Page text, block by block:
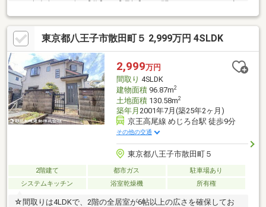
様に【安心・安全・楽しい】と感じていただけるよう全力でサポ
ートします！◆お客様が本当に「知りたいこと」を正直にお伝え
します！物件の良い点・注意点を正直にご説明、融資可能額や返
済計画も明確にご案内。将来のローン残債を見える化し、金利上
昇を考慮したライフプランをご提案。理想の暮らしを叶える住ま
いをご紹介します！【資料請求】、【見学予約】ボタンをクリッ
ク、【042-524-8898】までお気軽にご連絡ください！
東京都八王子市散田町５ 2,999万円 4SLDK
2,999万円
間取り 4SLDK
建物面積96.87m2
土地面積130.58m2
築年月 2001年7月(築25年2ヶ月)
京王高尾線 めじろ台駅 徒歩9分
その他の交通
東京都八王子市散田町５
2階建て 都市ガス
駐車場あり
システムキッチン
浴室乾燥機 所有権
☆間取りは4LDKで、2階の全居室が6帖以上の広さを確保してお